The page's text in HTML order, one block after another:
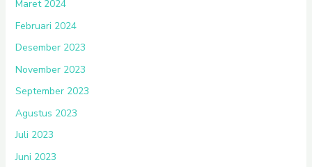
Maret 2024
Februari 2024
Desember 2023
November 2023
September 2023
Agustus 2023
Juli 2023
Juni 2023